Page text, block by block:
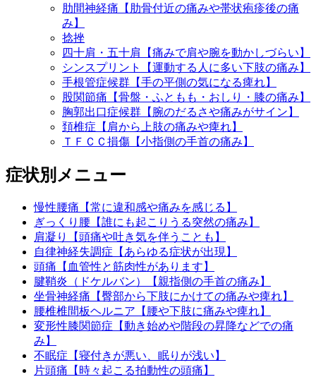
肋間神経痛【肋骨付近の痛みや帯状疱疹後の痛
み】
捻挫
四十肩・五十肩【痛みで肩や腕を動かしづらい】
シンスプリント【運動する人に多い下肢の痛み】
手根管症候群【手の平側の気になる痺れ】
股関節痛【骨盤・ふともも・おしり・膝の痛み】
胸郭出口症候群【腕のだるさや痛みがサイン】
頚椎症【肩から上肢の痛みや痺れ】
ＴＦＣＣ損傷【小指側の手首の痛み】
症状別メニュー
慢性腰痛【常に違和感や痛みを感じる】
ぎっくり腰【誰にも起こりうる突然の痛み】
肩凝り【頭痛や吐き気を伴うことも】
自律神経失調症【あらゆる症状が出現】
頭痛【血管性と筋肉性があります】
腱鞘炎（ドケルバン）【親指側の手首の痛み】
坐骨神経痛【臀部から下肢にかけての痛みや痺れ】
腰椎椎間板ヘルニア【腰や下肢に痛みや痺れ】
変形性膝関節症【動き始めや階段の昇降などでの痛
み】
不眠症【寝付きが悪い、眠りが浅い】
片頭痛【時々起こる拍動性の頭痛】